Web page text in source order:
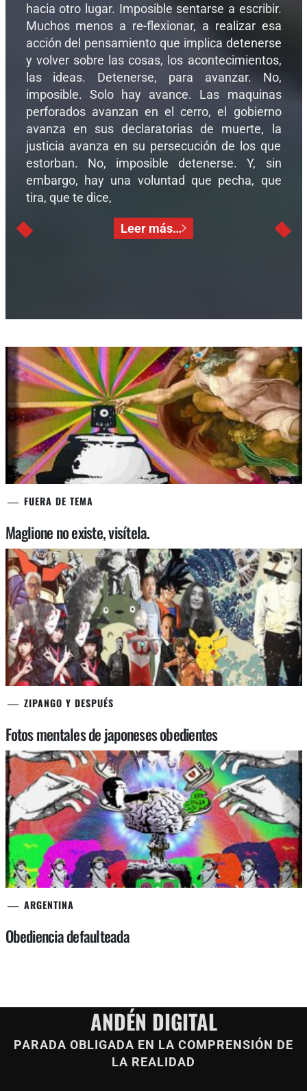
hacia otro lugar. Imposible sentarse a escribir.
Muchos menos a re-flexionar, a realizar esa
acción del pensamiento que implica detenerse
y volver sobre las cosas, los acontecimientos,
las ideas. Detenerse, para avanzar. No,
imposible. Solo hay avance. Las maquinas
perforados avanzan en el cerro, el gobierno
avanza en sus declaratorias de muerte, la
justicia avanza en su persecución de los que
estorban. No, imposible detenerse. Y, sin
embargo, hay una voluntad que pecha, que
tira, que te dice,
Leer más…
FUERA DE TEMA
Maglione no existe, visítela.
ZIPANGO Y DESPUÉS
Fotos mentales de japoneses obedientes
ARGENTINA
Obediencia defaulteada
ANDÉN DIGITAL
PARADA OBLIGADA EN LA COMPRENSIÓN DE
LA REALIDAD